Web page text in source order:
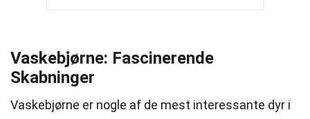
Vaskebjørne: Fascinerende
Skabninger
Vaskebjørne er nogle af de mest interessante dyr i